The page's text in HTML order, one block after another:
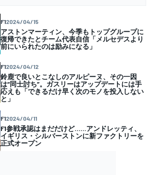
F12024/04/15
アストンマーティン、今季もトップグループに
復帰できたとチーム代表自信「メルセデスより
前にいられたのは励みになる」
F12024/04/12
鈴鹿で良いとこなしのアルピーヌ、その一因
は“同士討ち”。ガスリーはアップデートには手
応えも「できるだけ早く次のモノを投入しない
と」
F12024/04/11
F1参戦承認はまだだけど……アンドレッティ、
イギリス・シルバーストンに新ファクトリーを
正式オープン